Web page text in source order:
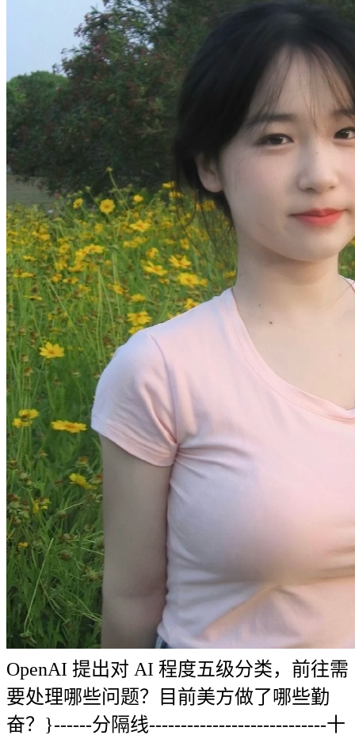
OpenAI 提出对 AI 程度五级分类，前往需
要处理哪些问题？目前美方做了哪些勤
奋？}------分隔线----------------------------十